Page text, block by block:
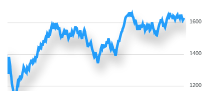
1600
1400
1200